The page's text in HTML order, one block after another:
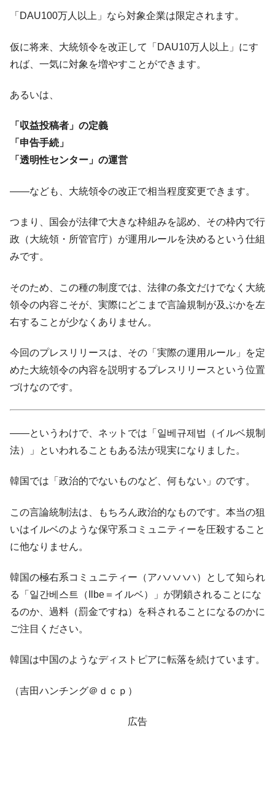
「DAU100万人以上」なら対象企業は限定されます。
仮に将来、大統領令を改正して「DAU10万人以上」にす
れば、一気に対象を増やすことができます。
あるいは、
「収益投稿者」の定義
「申告手続」
「透明性センター」の運営
――なども、大統領令の改正で相当程度変更できます。
つまり、国会が法律で大きな枠組みを認め、その枠内で行
政（大統領・所管官庁）が運用ルールを決めるという仕組
みです。
そのため、この種の制度では、法律の条文だけでなく大統
領令の内容こそが、実際にどこまで言論規制が及ぶかを左
右することが少なくありません。
今回のプレスリリースは、その「実際の運用ルール」を定
めた大統領令の内容を説明するプレスリリースという位置
づけなのです。
――というわけで、ネットでは「일베규제법（イルベ規制
法）」といわれることもある法が現実になりました。
韓国では「政治的でないものなど、何もない」のです。
この言論統制法は、もちろん政治的なものです。本当の狙
いはイルベのような保守系コミュニティーを圧殺すること
に他なりません。
韓国の極右系コミュニティー（アハハハハ）として知られ
る「일간베스트（Ilbe＝イルベ）」が閉鎖されることにな
るのか、過料（罰金ですね）を科されることになるのかに
ご注目ください。
韓国は中国のようなディストピアに転落を続けています。
（吉田ハンチング＠ｄｃｐ）
広告